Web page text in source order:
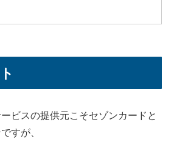
ビスの提供元こそセゾンカードと
すが、